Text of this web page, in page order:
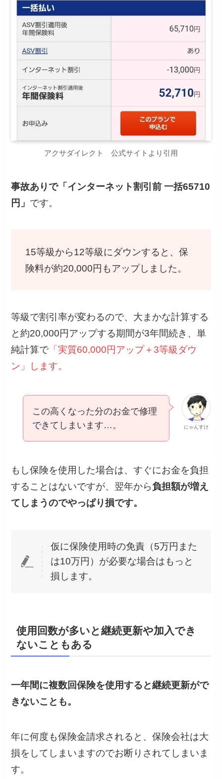
アクサダイレクト 公式サイトより引用
事故ありで「インターネット割引前 一括65710
円」 です。
15等級から12等級にダウンすると、保
険料が約20,000円もアップしました。
等級で割引率が変わるので、大まかな計算する
と約20,000円アップする期間が3年間続き、単
純計算で 「実質60,000円アップ＋3等級ダウ
ン」します。
にゃんすけ
この高くなった分のお金で修理
できてしまいます…。
もし保険を使用した場合は、すぐにお金を負担
することはないですが、翌年から負担額が増え
てしまうのでやっぱり損です。
仮に保険使用時の免責（5万円また
は10万円）が必要な場合はもっと
損します。
使用回数が多いと継続更新や加入でき
ないこともある
一年間に複数回保険を使用すると継続更新がで
きないことも。
年に何度も保険金請求されると、保険会社は大
損をしてしまいますのでお断りされてしまいま
す。